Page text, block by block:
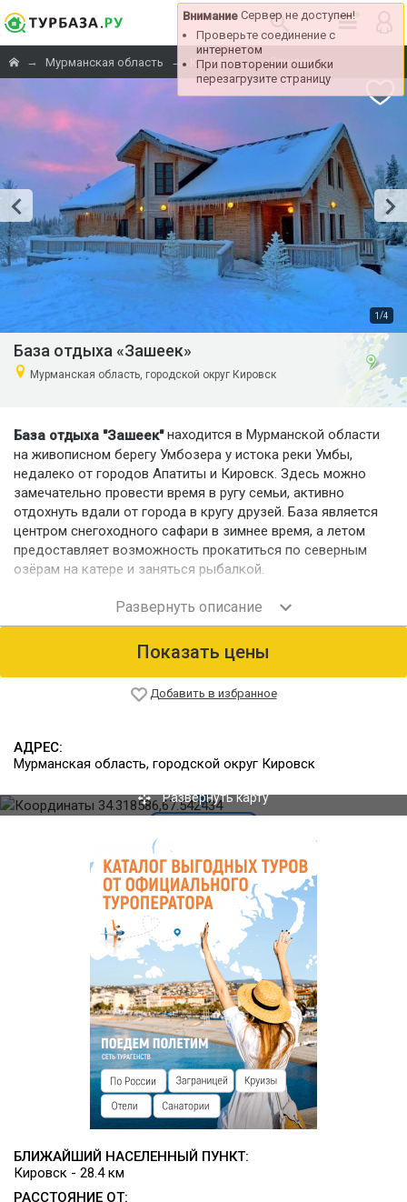
Внимание Сервер не доступен!
Проверьте соединение с
интернетом
При повторении ошибки
перезагрузите страницу
→ Мурманская область → Кировск → «Зашеек»
1 /4
База отдыха «Зашеек»
Мурманская область, городской округ Кировск
База отдыха "Зашеек"находится в Мурманской области
на живописном берегу Умбозера у истока реки Умбы,
недалеко от городов Апатиты и Кировск. Здесь можно
замечательно провести время в ругу семьи, активно
отдохнуть вдали от города в кругу друзей. База является
центром снегоходного сафари в зимнее время, а летом
предоставляет возможность прокатиться по северным
озёрам на катере и заняться рыбалкой.
Номерной фонд
Для проживания предлагаются два гостевых дома - на 11 и
Оба дома оборудованы полноценными кухнями для
самостоятельного питания.
На территории базы отдыха в Гостевом доме расположена
бильярдная. Гости могут посетить русскую дровяную баню
осуществляется прокат катеров, зимой - снегоходов с
Показать цены
Добавить в избранное
АДРЕС:
Мурманская область, городской округ Кировск
Развернуть карту
БЛИЖАЙШИЙ НАСЕЛЕННЫЙ ПУНКТ:
Кировск - 28.4 км
РАССТОЯНИЕ ОТ: